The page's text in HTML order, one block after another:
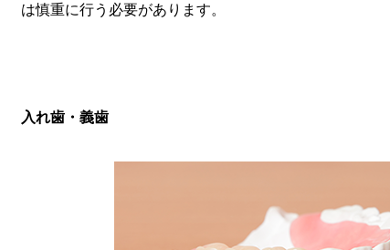
は慎重に行う必要があります。
入れ歯・義歯